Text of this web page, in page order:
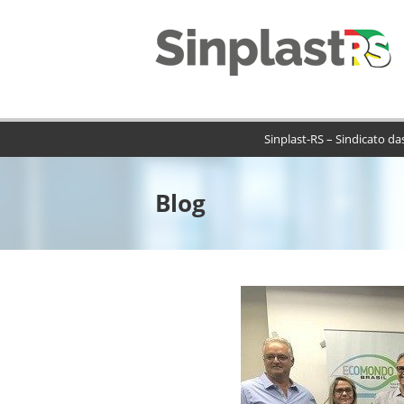
Sinplast-RS – Sindicato
Blog